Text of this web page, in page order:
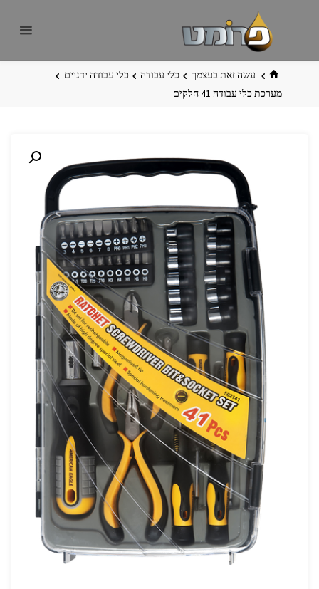
בית עשה זאת בעצמך כלי עבודה
כלי עבודה ידניים
מערכת כלי עבודה 41 חלקים